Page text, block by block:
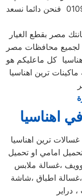
ارقام من خلال رقم موبايل 01096922100 فنحن دائما نسعد
مصر بقطع الغيار
لجميع محافظات مصر
كل ماعليكم هو
ترين اهناسيا
اهناسيا
اهناسيا ( استبدال ومبيعات وصيانه
امامي او تحميل
،غسالة ملابس
،غسالة اطباق ،شاشة lcd ، شاشة led ، ديب فريزر ،تكييف